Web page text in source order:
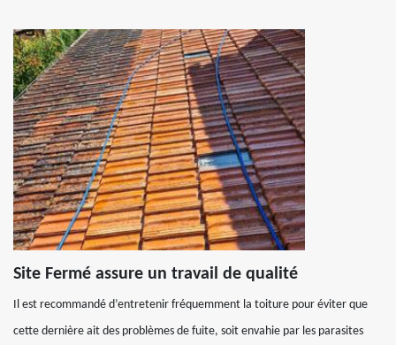
Site Fermé assure un travail de qualité
Il est recommandé d’entretenir fréquemment la toiture pour éviter que
cette dernière ait des problèmes de fuite, soit envahie par les parasites